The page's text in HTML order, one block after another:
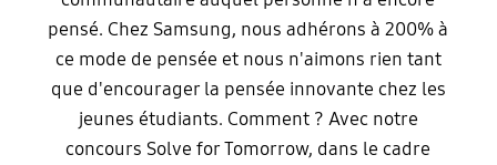
pensé. Chez Samsung, nous adhérons à 200% à
ce mode de pensée et nous n'aimons rien tant
que d'encourager la pensée innovante chez les
jeunes étudiants. Comment ? Avec notre
concours Solve for Tomorrow, dans le cadre